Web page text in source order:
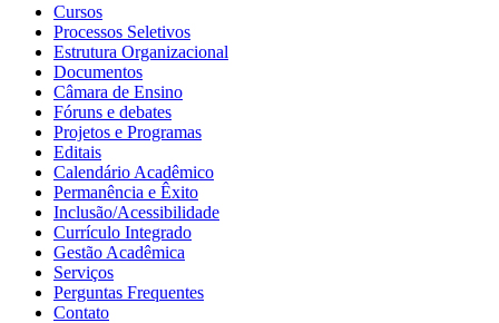
Cursos
Processos Seletivos
Estrutura Organizacional
Documentos
Câmara de Ensino
Fóruns e debates
Projetos e Programas
Editais
Calendário Acadêmico
Permanência e Êxito
Inclusão/Acessibilidade
Currículo Integrado
Gestão Acadêmica
Serviços
Perguntas Frequentes
Contato